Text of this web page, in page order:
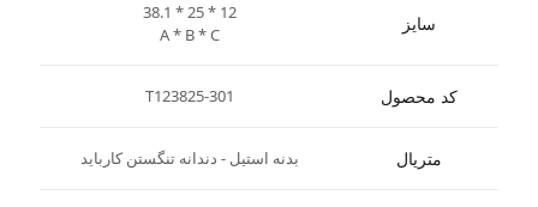
سایز
38.1 * 25 * 12
A * B * C
کد محصول T123825-301
متریال بدنه استیل - دندانه تنگستن کارباید